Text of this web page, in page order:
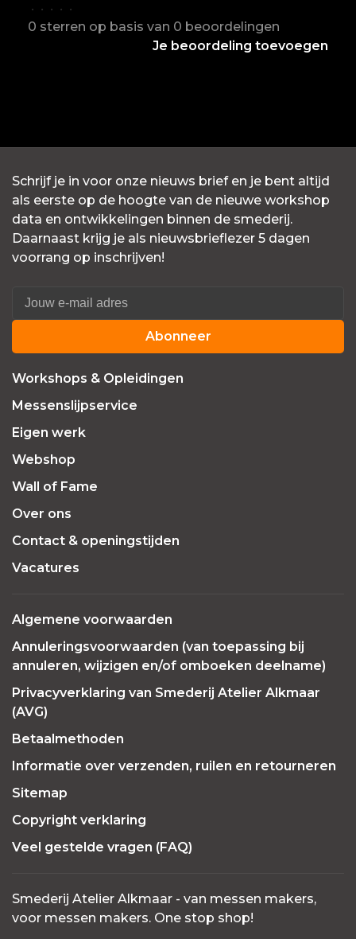
• • • • •
0 sterren op basis van 0 beoordelingen
Je beoordeling toevoegen
Schrijf je in voor onze nieuws brief en je bent altijd
als eerste op de hoogte van de nieuwe workshop
data en ontwikkelingen binnen de smederij.
Daarnaast krijg je als nieuwsbrieflezer 5 dagen
voorrang op inschrijven!
Abonneer
Workshops & Opleidingen
Messenslijpservice
Eigen werk
Webshop
Wall of Fame
Over ons
Contact & openingstijden
Vacatures
Algemene voorwaarden
Annuleringsvoorwaarden (van toepassing bij
annuleren, wijzigen en/of omboeken deelname)
Privacyverklaring van Smederij Atelier Alkmaar
(AVG)
Betaalmethoden
Informatie over verzenden, ruilen en retourneren
Sitemap
Copyright verklaring
Veel gestelde vragen (FAQ)
Smederij Atelier Alkmaar - van messen makers,
voor messen makers. One stop shop!